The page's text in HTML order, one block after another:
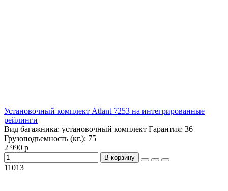
Установочный комплект Atlant 7253 на интегрированные
рейлинги
Вид багажника: установочный комплект Гарантия: 36
Грузоподъемность (кг.): 75
2 990 р
В корзину
11013